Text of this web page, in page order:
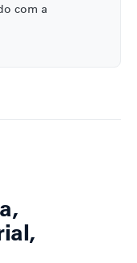
com a